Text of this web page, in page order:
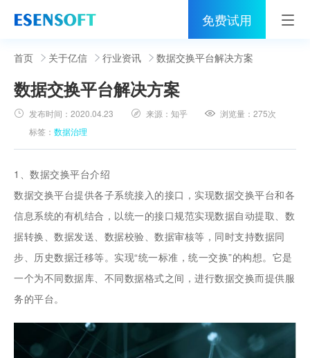
免费试用
首页
睿治
解决方案
伙伴
服务
社区
关于亿信
400-0011-866
首页 关于亿信 行业资讯 数据交换平台解决方案
数据交换平台解决方案
发布时间：2020.04.23 来源：知乎 浏览量：275次
标签：数据治理
1、数据交换平台介绍
数据交换平台提供各子系统接入的接口，实现数据交换平台和各
信息系统的有机结合，以统一的接口规范实现数据自动提取、数
据转换、数据发送、数据校验、数据审核等，同时支持数据同
步、历史数据迁移等。实现“统一标准，统一交换”的构想。它是
一个为不同数据库、不同数据格式之间，进行数据交换而提供服
务的平台。